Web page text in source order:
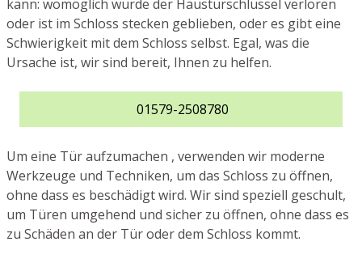
kann: womöglich wurde der Haustürschlüssel verloren
oder ist im Schloss stecken geblieben, oder es gibt eine
Schwierigkeit mit dem Schloss selbst. Egal, was die
Ursache ist, wir sind bereit, Ihnen zu helfen.
01579-2508780
Um eine Tür aufzumachen , verwenden wir moderne
Werkzeuge und Techniken, um das Schloss zu öffnen,
ohne dass es beschädigt wird. Wir sind speziell geschult,
um Türen umgehend und sicher zu öffnen, ohne dass es
zu Schäden an der Tür oder dem Schloss kommt.